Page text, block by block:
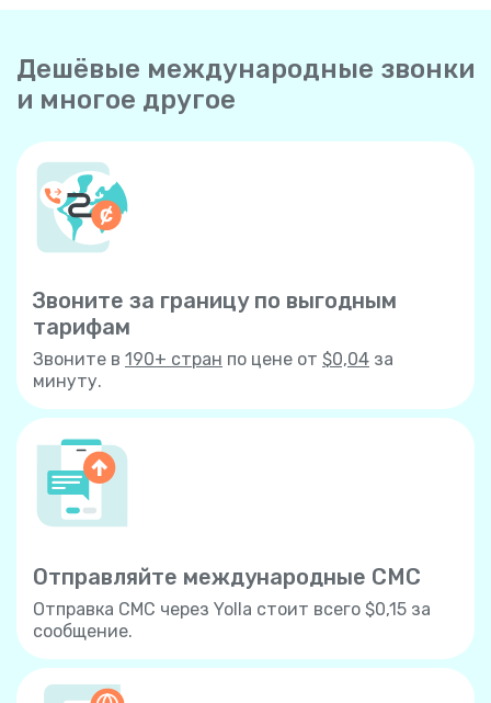
Дешёвые международные звонки
и многое другое
Звоните за границу по выгодным
тарифам
Звоните в 190+ стран по цене от $0,04 за
минуту.
Отправляйте международные СМС
Отправка СМС через Yolla стоит всего $0,15 за
сообщение.